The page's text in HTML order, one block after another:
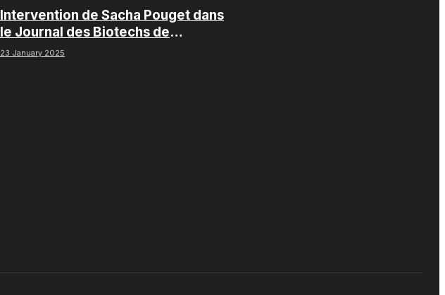
Intervention de Sacha Pouget dans
le Journal des Biotechs de
Boursorama
23 January 2025